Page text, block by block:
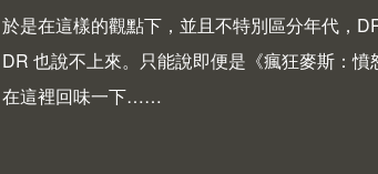
於是在這樣的觀點下，並且不特別區分年代，
DR 也說不上來。只能說即便是《瘋狂麥斯：憤
在這裡回味一下……